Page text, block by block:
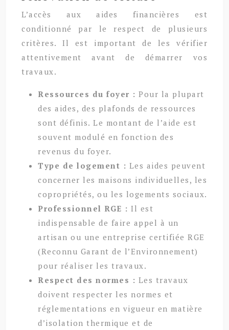
L’accès aux aides financières est
conditionné par le respect de plusieurs
critères. Il est important de les vérifier
attentivement avant de démarrer vos
travaux.
Ressources du foyer : Pour la plupart
des aides, des plafonds de ressources
sont définis. Le montant de l’aide est
souvent modulé en fonction des
revenus du foyer.
Type de logement : Les aides peuvent
concerner les maisons individuelles, les
copropriétés, ou les logements sociaux.
Professionnel RGE : Il est
indispensable de faire appel à un
artisan ou une entreprise certifiée RGE
(Reconnu Garant de l’Environnement)
pour réaliser les travaux.
Respect des normes : Les travaux
doivent respecter les normes et
réglementations en vigueur en matière
d’isolation thermique et de